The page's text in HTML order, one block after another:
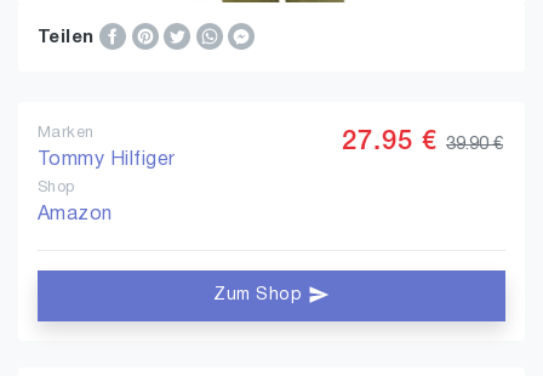
Teilen
Marken
Tommy Hilfiger
Shop
Amazon
27.95 € 39.90 €
Zum Shop